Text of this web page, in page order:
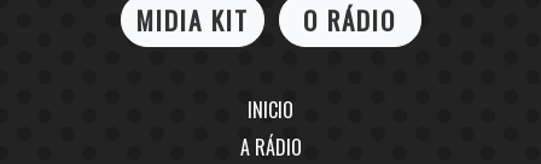
MIDIA KIT O RÁDIO
INICIO
A RÁDIO